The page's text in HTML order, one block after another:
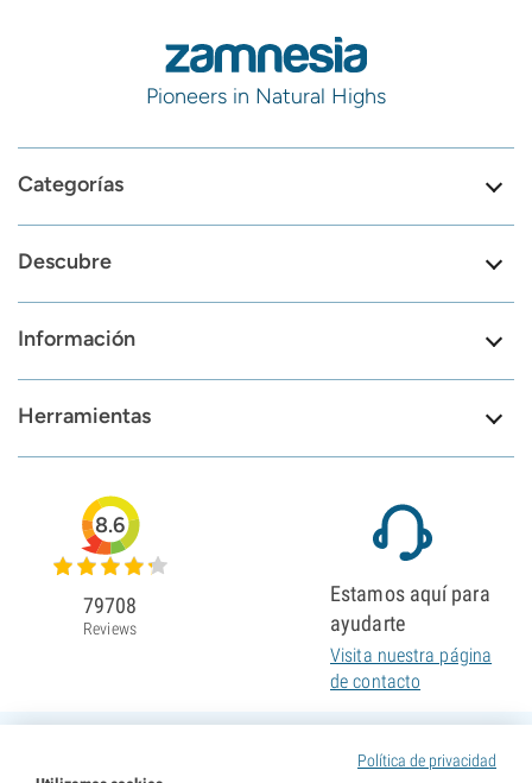
Pioneers in Natural Highs
Categorías
Descubre
Información
Herramientas
Política de privacidad
8.6
79708
Reviews
Estamos aquí para
ayudarte
Visita nuestra página
de contacto